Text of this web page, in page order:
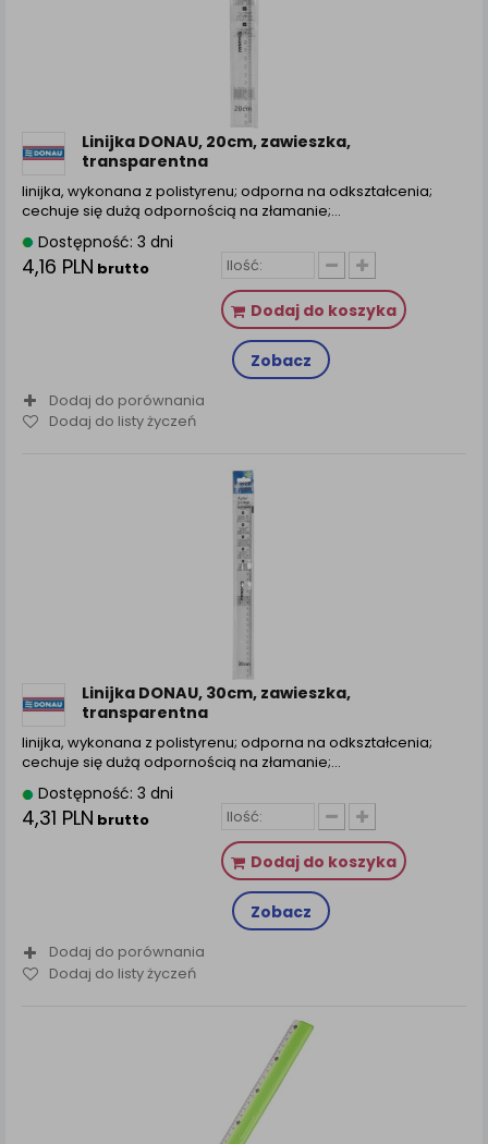
Linijka DONAU, 20cm, zawieszka,
transparentna
linijka, wykonana z polistyrenu; odporna na odkształcenia;
cechuje się dużą odpornością na złamanie;...
Dostępność: 3 dni
4,16 PLN brutto
Dodaj do koszyka
Zobacz
Dodaj do porównania
Dodaj do listy życzeń
Linijka DONAU, 30cm, zawieszka,
transparentna
linijka, wykonana z polistyrenu; odporna na odkształcenia;
cechuje się dużą odpornością na złamanie;...
Dostępność: 3 dni
4,31 PLN brutto
Dodaj do koszyka
Zobacz
Dodaj do porównania
Dodaj do listy życzeń